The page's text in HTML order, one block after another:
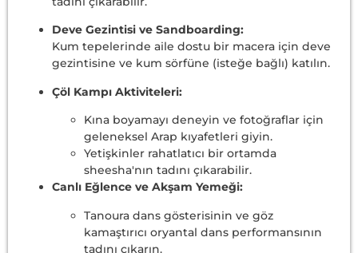
Deve Gezintisi ve Sandboarding:
Kum tepelerinde aile dostu bir macera için deve
gezintisine ve kum sörfüne (isteğe bağlı) katılın.
Çöl Kampı Aktiviteleri:
Kına boyamayı deneyin ve fotoğraflar için
geleneksel Arap kıyafetleri giyin.
Yetişkinler rahatlatıcı bir ortamda
sheesha'nın tadını çıkarabilir.
Canlı Eğlence ve Akşam Yemeği:
Tanoura dans gösterisinin ve göz
kamaştırıcı oryantal dans performansının
tadını çıkarın.